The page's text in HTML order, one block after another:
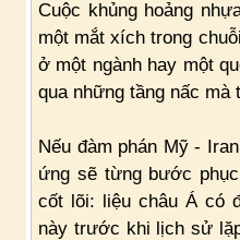
Cuộc khủng hoảng
một mắt xích trong
ở một ngành hay một
qua những tầng nấc
Nếu đàm phán Mỹ -
ứng sẽ từng bước
cốt lõi: liệu châu Á có
này trước khi lịch sử